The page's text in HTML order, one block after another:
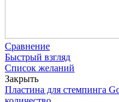
Сравнение
Быстрый взгляд
Список желаний
Закрыть
Пластина для стемпинга